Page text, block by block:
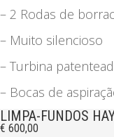
– 2 Rodas de
– Muito silencioso
– Turbina
– Bocas de
LIMPA-FUNDOS
€ 600,00